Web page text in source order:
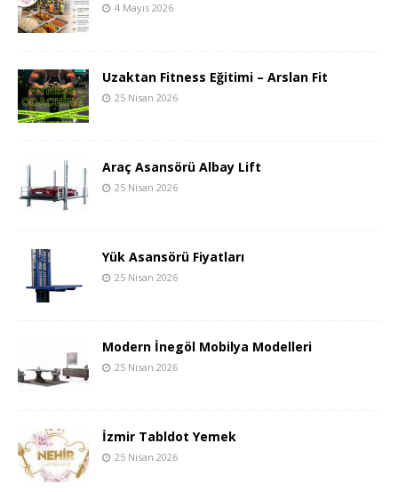
4 Mayıs 2026
Uzaktan Fitness Eğitimi – Arslan Fit
25 Nisan 2026
Araç Asansörü Albay Lift
25 Nisan 2026
Yük Asansörü Fiyatları
25 Nisan 2026
Modern İnegöl Mobilya Modelleri
25 Nisan 2026
İzmir Tabldot Yemek
25 Nisan 2026